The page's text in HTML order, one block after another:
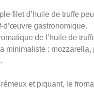
filet d’huile de truffe
d’œuvre gastronomique.
de l’huile de
minimaliste : mozzarella,
et piquant, le